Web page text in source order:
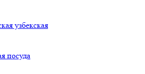
узбекская
посуда